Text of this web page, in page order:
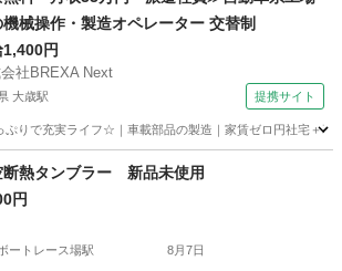
械操作・製造オペレーター 交替制
1,400円
社BREXA Next
大歳駅 提携サイト
ぷりで充実ライフ☆｜車載部品の製造｜家賃ゼロ円社宅＋
駅 その他
断熱タンブラー 新品未使用
円
ートレース場駅 8月7日